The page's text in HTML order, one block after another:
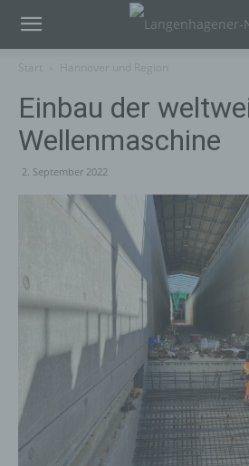
Einbau der
Wellenmaschine
2. September 2022